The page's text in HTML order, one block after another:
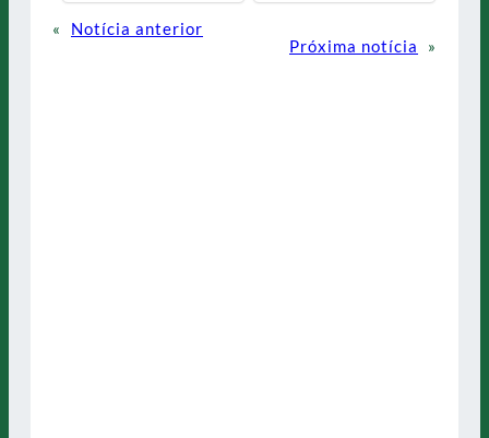
«
Notícia anterior
Próxima notícia
»